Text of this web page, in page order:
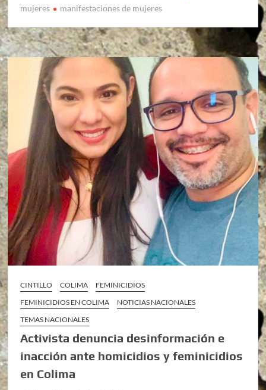
mujeres
manifestaciones de mujeres
CINTILLO COLIMA
FEMINICIDIOS
FEMINICIDIOS EN COLIMA
NOTICIAS NACIONALES
TEMAS NACIONALES
Activista denuncia desinformación e
inacción ante homicidios y feminicidios
en Colima